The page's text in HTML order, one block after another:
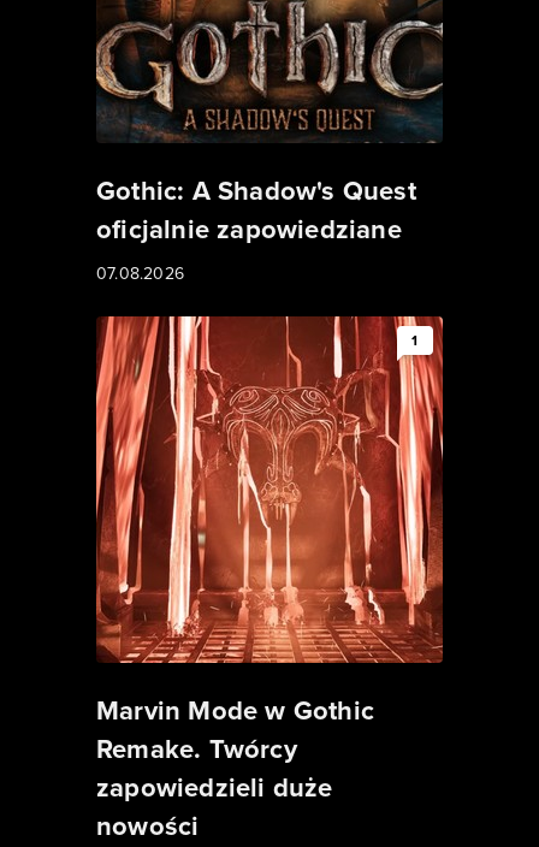
Gothic: A Shadow's Quest
oficjalnie zapowiedziane
07.08.2026
1
Marvin Mode w Gothic
Remake. Twórcy
zapowiedzieli duże
nowości